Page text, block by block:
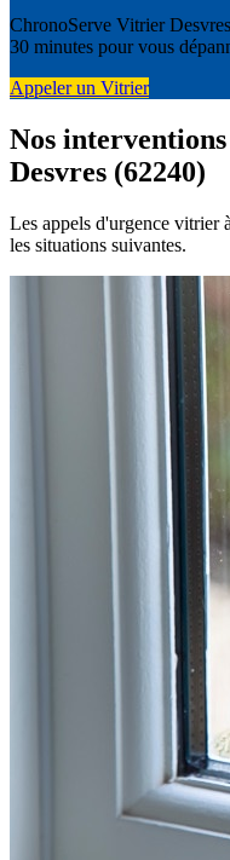
ChronoServe Vitrier
30 minutes pour vous
Appeler un Vitrier
Nos
Desvres (62240)
Les appels d'urgence vitrier
les situations suivantes.